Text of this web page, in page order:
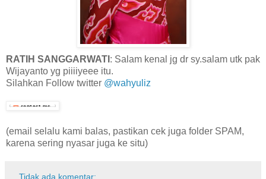
RATIH SANGGARWATI : Salam kenal jg dr sy.salam utk pak
Wijayanto yg piiiiyeee itu.
Silahkan Follow twitter @wahyuliz
(email selalu kami balas, pastikan cek juga folder SPAM,
karena sering nyasar juga ke situ)
Tidak ada komentar: